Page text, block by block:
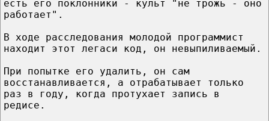
есть его поклонники - культ "не трожь - оно
работает".
В ходе расследования молодой программист
находит этот легаси код, он невыпиливаемый.
При попытке его удалить, он сам
восстанавливается, а отрабатывает только
раз в году, когда протухает запись в
редисе.